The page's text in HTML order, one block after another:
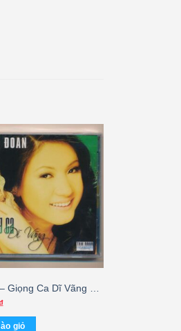
Giọng Ca Dĩ Vãng –
₫
giỏ